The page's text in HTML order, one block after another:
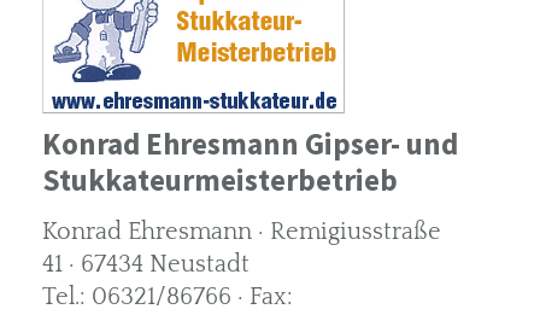
Konrad Ehresmann Gipser- und
Stukkateurmeisterbetrieb
Konrad Ehresmann · Remigiusstraße
41 · 67434 Neustadt
Tel.: 06321/86766 · Fax: